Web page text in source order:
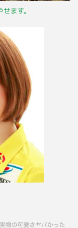
ます。
物の可愛さヤバかった